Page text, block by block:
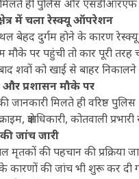
ही पुलिस और एसडीआरएफ
में चला रेस्क्यू ऑपरेशन
बेहद दुर्गम होने के कारण
मौके पर पहुंची तो कार पूरी
शवों को खाई से बाहर
प्रशासन मौके पर
जानकारी मिलते ही वरिष्ठ
क्षेत्राधिकारी,
जांच जारी
मृतकों की पहचान की प्रक्रिया
कारणों की जांच भी शुरू कर दी